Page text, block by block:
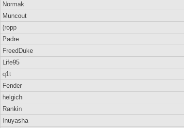
Normak
Muncout
(ropp
Padre
FreedDuke
Life95
q1t
Fеndеr
helgich
Rankin
Inuyasha